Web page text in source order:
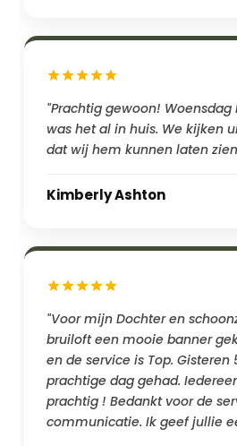
"Prachtig gewoon!
was het al in huis. We kijken
dat wij hem kunnen laten
Kimberly Ashton
"Voor mijn Dochter en
bruiloft een mooie banner
en de service is Top. Gisteren
prachtige dag gehad.
prachtig ! Bedankt voor de
communicatie. Ik geef jullie